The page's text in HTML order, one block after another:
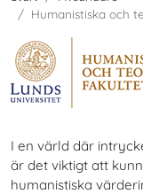
Humanistiska och
I en värld där
är det viktigt att
humanistiska